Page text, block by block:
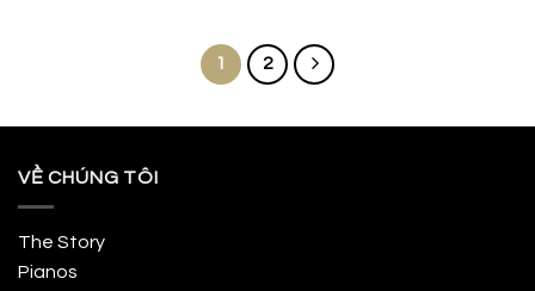
1 2
VỀ CHÚNG TÔI
The Story
Pianos